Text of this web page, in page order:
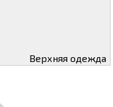
Верхняя одежда